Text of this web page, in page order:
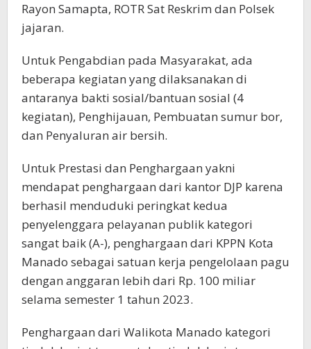
Rayon Samapta, ROTR Sat Reskrim dan Polsek
jajaran.
Untuk Pengabdian pada Masyarakat, ada
beberapa kegiatan yang dilaksanakan di
antaranya bakti sosial/bantuan sosial (4
kegiatan), Penghijauan, Pembuatan sumur bor,
dan Penyaluran air bersih.
Untuk Prestasi dan Penghargaan yakni
mendapat penghargaan dari kantor DJP karena
berhasil menduduki peringkat kedua
penyelenggara pelayanan publik kategori
sangat baik (A-), penghargaan dari KPPN Kota
Manado sebagai satuan kerja pengelolaan pagu
dengan anggaran lebih dari Rp. 100 miliar
selama semester 1 tahun 2023.
Penghargaan dari Walikota Manado kategori